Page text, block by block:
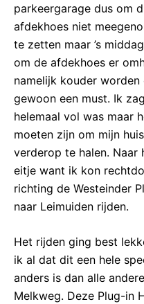
parkeergarage dus om
afdekhoes niet
te zetten maar ’s
om de afdekhoes er
namelijk kouder worden
gewoon een must. Ik
helemaal vol was maar
moeten zijn om mijn
verderop te halen. Naar
eitje want ik kon
richting de Westeinder
naar Leimuiden rijden.
Het rijden ging best
ik al dat dit een hele
anders is dan alle
Melkweg. Deze Plug-in